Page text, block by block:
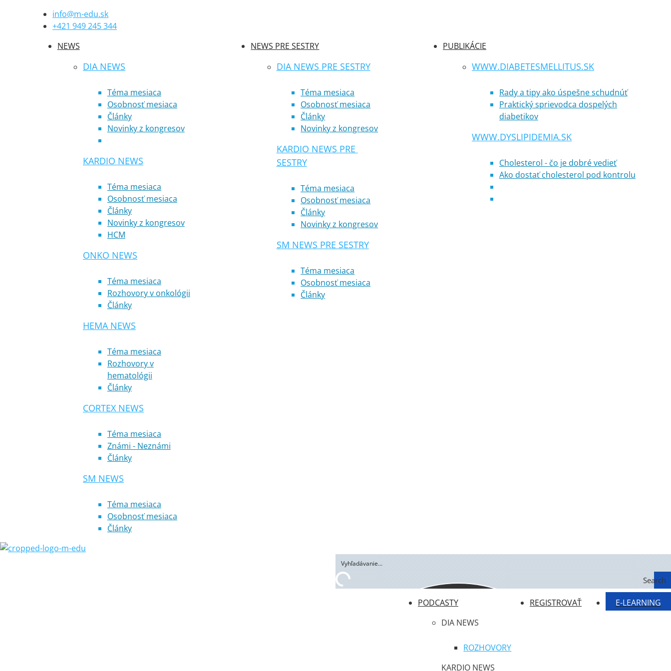
info@m-edu.sk
+421 949 245 344
NEWS
DIA NEWS
Téma mesiaca
Osobnosť mesiaca
Články
Novinky z kongresov
KARDIO NEWS
Téma mesiaca
Osobnosť mesiaca
Články
Novinky z kongresov
HCM
ONKO NEWS
Téma mesiaca
Rozhovory v onkológii
Články
HEMA NEWS
Téma mesiaca
Rozhovory v
hematológii
Články
CORTEX NEWS
Téma mesiaca
Známi - Neznámi
Články
SM NEWS
Téma mesiaca
Osobnosť mesiaca
Články
NEWS PRE SESTRY
DIA NEWS PRE SESTRY
Téma mesiaca
Osobnosť mesiaca
Články
Novinky z kongresov
KARDIO NEWS PRE
SESTRY
Téma mesiaca
Osobnosť mesiaca
Články
Novinky z kongresov
SM NEWS PRE SESTRY
Téma mesiaca
Osobnosť mesiaca
Články
PUBLIKÁCIE
WWW.DIABETESMELLITUS.SK
Rady a tipy ako úspešne schudnúť
Praktický sprievodca dospelých
diabetikov
WWW.DYSLIPIDEMIA.SK
Cholesterol - čo je dobré vedieť
Ako dostať cholesterol pod kontrolu
Search
PODCASTY
DIA NEWS
ROZHOVORY
KARDIO NEWS
REGISTROVAŤ E-LEARNING